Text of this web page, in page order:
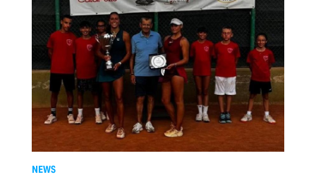
NEWS